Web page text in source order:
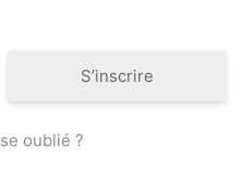
S’inscrire
oublié ?